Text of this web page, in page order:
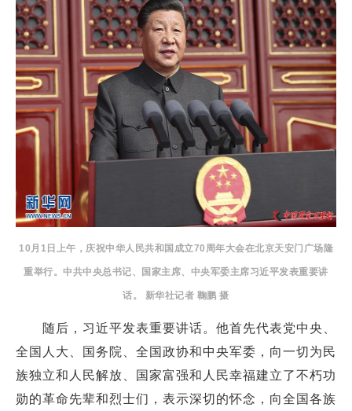
10月1日上午，庆祝中华人民共和国成立70周年大会在北京天安门广场隆
重举行。中共中央总书记、国家主席、中央军委主席习近平发表重要讲
话。 新华社记者 鞠鹏 摄
随后，习近平发表重要讲话。他首先代表党中央、
全国人大、国务院、全国政协和中央军委，向一切为民
族独立和人民解放、国家富强和人民幸福建立了不朽功
勋的革命先辈和烈士们，表示深切的怀念，向全国各族